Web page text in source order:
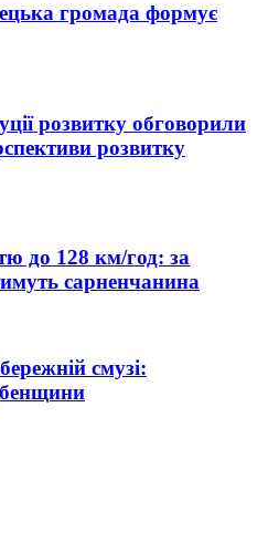
громада формує
розвитку обговорили
розвитку
до 128 км/год: за
сарненчанина
смузі: